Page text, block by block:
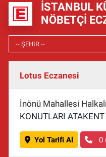
İSTANBUL
NÖBETÇI
Lotus Eczanesi
İnönü Mahallesi
KONUTLARI
Yol Tarifi Al 0